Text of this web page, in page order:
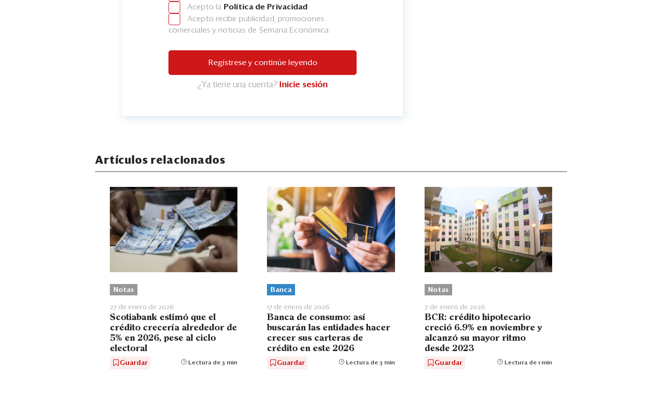
Acepto la Política de Privacidad
Acepto recibir publicidad, promociones
comerciales y noticias de Semana Económica
Regístrese y continúe leyendo
¿Ya tiene una cuenta? Inicie sesión
Artículos relacionados
Notas
27 de enero de 2026
Scotiabank estimó que el
crédito crecería alrededor de
5% en 2026, pese al ciclo
electoral
Guardar Lectura de 3 min
Banca
17 de enero de 2026
Banca de consumo: así
buscarán las entidades hacer
crecer sus carteras de
crédito en este 2026
Guardar Lectura de 3 min
Notas
7 de enero de 2026
BCR: crédito hipotecario
creció 6.9% en noviembre y
alcanzó su mayor ritmo
desde 2023
Guardar Lectura de 1 min